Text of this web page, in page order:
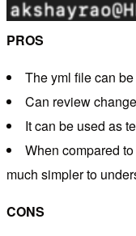
PROS
The yml file can
Can review
It can be used as
When compared
much simpler to
CONS